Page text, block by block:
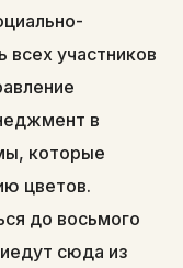
всех участников
в
которые
цветов.
до восьмого
сюда из